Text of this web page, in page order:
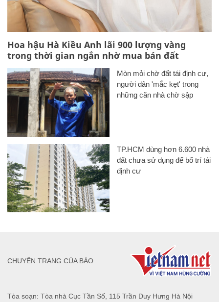
Hoa hậu Hà Kiều Anh lãi 900 lượng vàng
trong thời gian ngắn nhờ mua bán đất
Mòn mỏi chờ đất tái định cư,
người dân 'mắc kẹt' trong
những căn nhà chờ sập
TP.HCM dùng hơn 6.600 nhà
đất chưa sử dụng để bố trí tái
định cư
Tòa soạn: Tòa nhà Cục Tần Số, 115 Trần Duy Hưng Hà Nội
CHUYÊN TRANG CỦA BÁO